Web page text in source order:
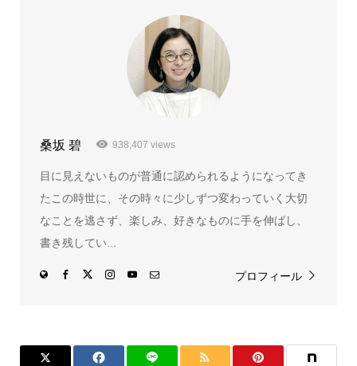
桑坂 碧 938,407 views
目に見えないものが普通に認められるようになってき
たこの時世に、その時々に少しずつ変わっていく大切
なことを逃さず、楽しみ、好きなものに手を伸ばし、
書き残してい...
プロフィール